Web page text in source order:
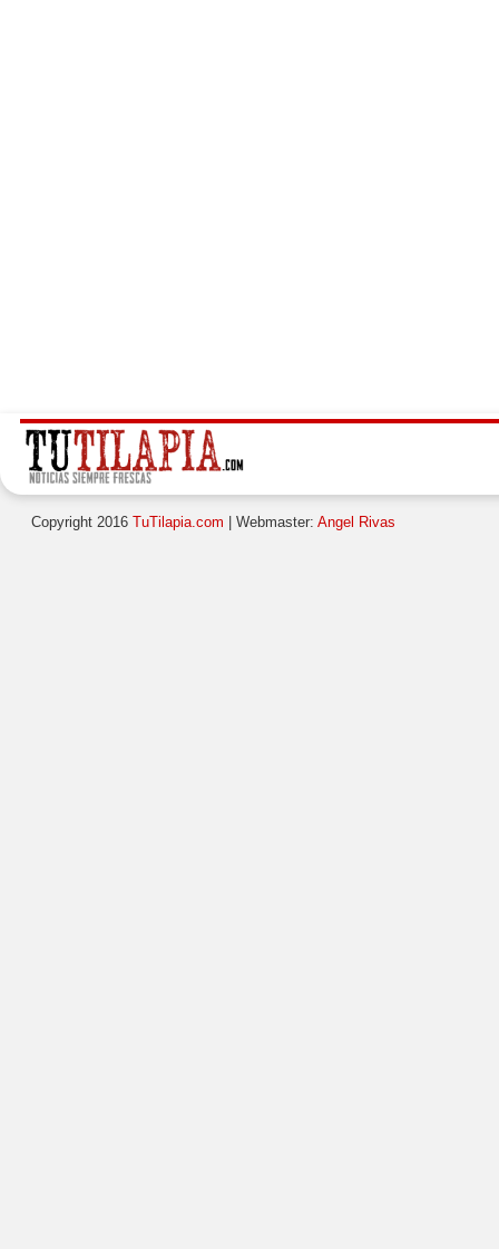
Copyright 2016 TuTilapia.com | Webmaster: Angel Rivas